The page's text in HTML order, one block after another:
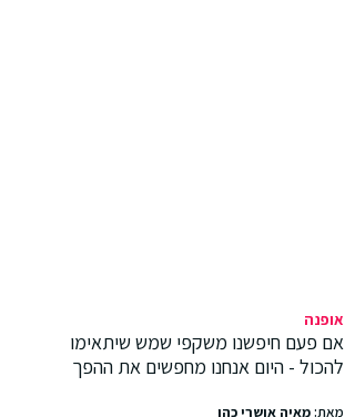
אופנה
אם פעם חיפשנו משקפי שמש שיתאימו
להכול - היום אנחנו מחפשים את ההפך
מאת:מאיה אושרי כהן